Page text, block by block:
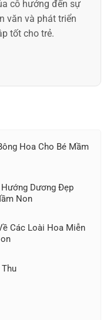
cô hướng đến sự
văn và phát triển
tốt cho trẻ.
Hoa Cho Bé Mầm
Dương Đẹp
Non
Các Loài Hoa Miễn